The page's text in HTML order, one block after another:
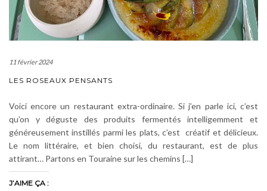
11 février 2024
LES ROSEAUX PENSANTS
Voici encore un restaurant extra-ordinaire. Si j’en parle ici, c’est
qu’on y déguste des produits fermentés intelligemment et
généreusement instillés parmi les plats, c’est créatif et délicieux.
Le nom littéraire, et bien choisi, du restaurant, est de plus
attirant… Partons en Touraine sur les chemins […]
J’AIME ÇA :